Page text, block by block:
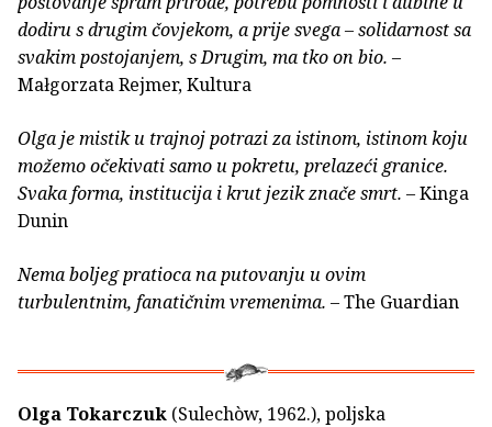
dodiru s drugim čovjekom, a prije svega – solidarnost sa
svakim postojanjem, s Drugim, ma tko on bio. –
Małgorzata Rejmer, Kultura
Olga je mistik u trajnoj potrazi za istinom, istinom koju
možemo očekivati samo u pokretu, prelazeći granice.
Svaka forma, institucija i krut jezik znače smrt. – Kinga
Dunin
Nema boljeg pratioca na putovanju u ovim
turbulentnim, fanatičnim vremenima. – The Guardian
Olga Tokarczuk (Sulechòw, 1962.), poljska